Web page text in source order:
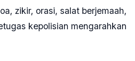
zikir, orasi, salat berjemaah,
kepolisian mengarahkan